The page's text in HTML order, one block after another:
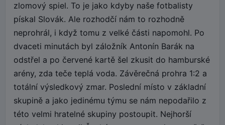
zlomový spiel. To je jako kdyby naše fotbalisty
pískal Slovák. Ale rozhodčí nám to rozhodně
neprohrál, i když tomu z velké části napomohl. Po
dvaceti minutách byl záložník Antonín Barák na
odstřel a po červené kartě šel zkusit do hamburské
arény, zda teče teplá voda. Závěrečná prohra 1:2 a
totální výsledkový zmar. Poslední místo v základní
skupině a jako jedinému týmu se nám nepodařilo z
této velmi hratelné skupiny postoupit. Nejhorší